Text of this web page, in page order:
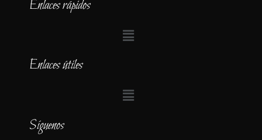
Enlaces rápidos
Enlaces útiles
Síguenos